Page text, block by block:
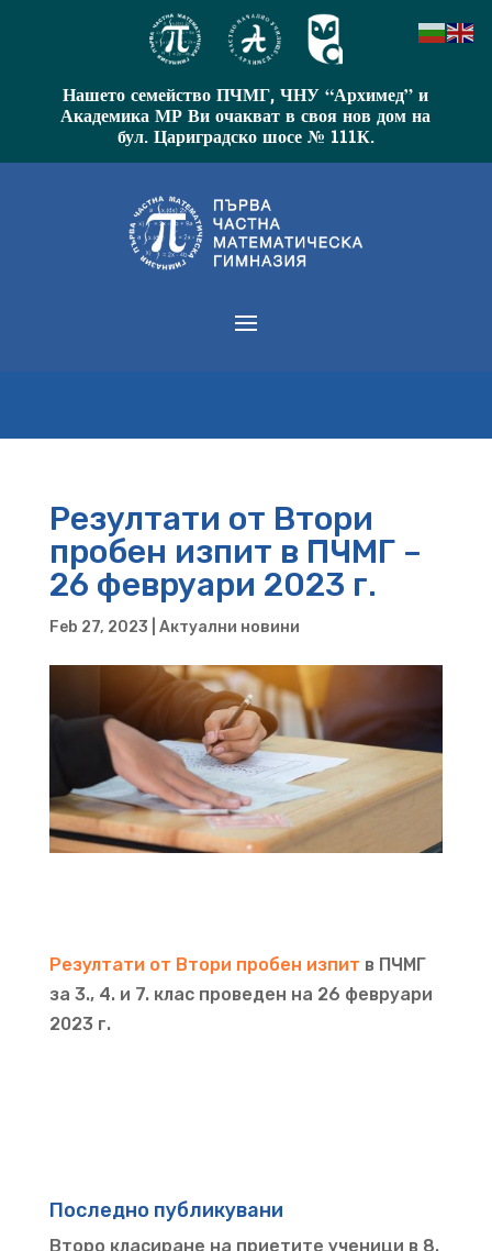
Нашето семейство ПЧМГ, ЧНУ “Архимед” и
Академика МР Ви очакват в своя нов дом на
бул. Цариградско шосе № 111К.
Резултати от Втори
пробен изпит в ПЧМГ –
26 февруари 2023 г.
Feb 27, 2023 Актуални новини
Резултати от Втори пробен изпит в ПЧМГ
за 3., 4. и 7. клас проведен на 26 февруари
2023 г.
Последно публикувани
Второ класиране на приетите ученици в 8.